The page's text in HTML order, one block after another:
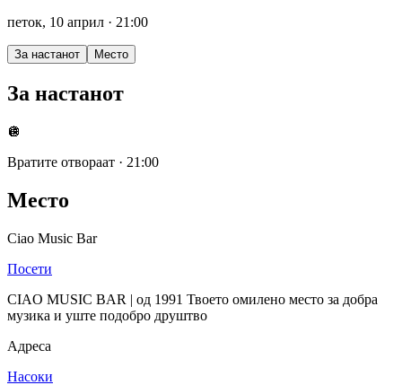
петок, 10 април · 21:00
За настанот Место
За настанот
🪩
Вратите отвораат · 21:00
Место
Ciao Music Bar
Посети
CIAO MUSIC BAR | од 1991 Твоето омилено место за добра
музика и уште подобро друштвo
Адреса
Насоки